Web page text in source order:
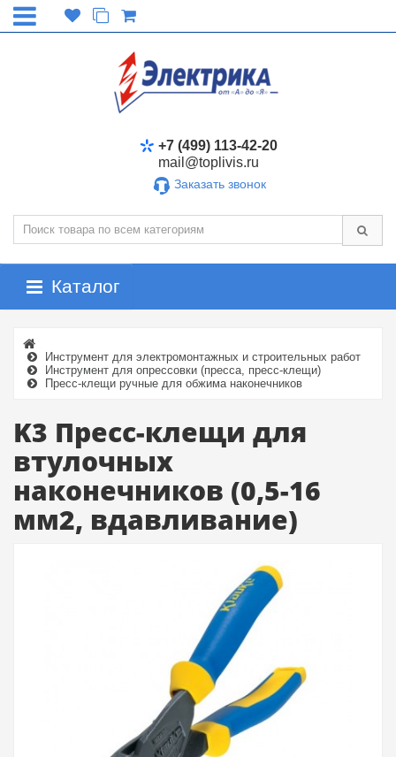
+7 (499) 113-42-20
mail@toplivis.ru
Заказать звонок
Каталог
Инструмент для электромонтажных и строительных работ
Инструмент для опрессовки (пресса, пресс-клещи)
Пресс-клещи ручные для обжима наконечников
K3 Пресс-клещи для
втулочных
наконечников (0,5-16
мм2, вдавливание)